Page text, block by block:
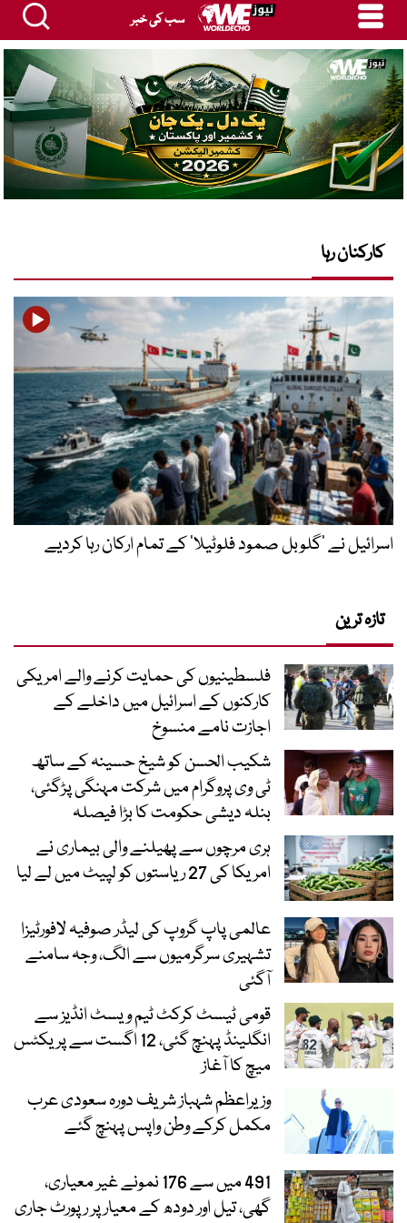
سب کی خبر
کارکنان رہا
اسرائیل نے ’گلوبل صمود فلوٹیلا‘ کے تمام ارکان رہا کردیے
تازہ ترین
فلسطینیوں کی حمایت کرنے والے امریکی
کارکنوں کے اسرائیل میں داخلے کے
اجازت نامے منسوخ
شکیب الحسن کو شیخ حسینہ کے ساتھ
ٹی وی پروگرام میں شرکت مہنگی پڑگئی،
بنلہ دیشی حکومت کا بڑا فیصلہ
ہری مرچوں سے پھیلنے والی بیماری نے
امریکا کی 27 ریاستوں کو لپیٹ میں لے لیا
عالمی پاپ گروپ کی لیڈر صوفیہ لافورٹیزا
تشہیری سرگرمیوں سے الگ، وجہ سامنے
آگئی
قومی ٹیسٹ کرکٹ ٹیم ویسٹ انڈیز سے
انگلینڈ پہنچ گئی، 12 اگست سے پریکٹس
میچ کا آغاز
وزیراعظم شہباز شریف دورہ سعودی عرب
مکمل کرکے وطن واپس پہنچ گئے
491 میں سے 176 نمونے غیر معیاری،
گھی، تیل اور دودھ کے معیار پر رپورٹ جاری